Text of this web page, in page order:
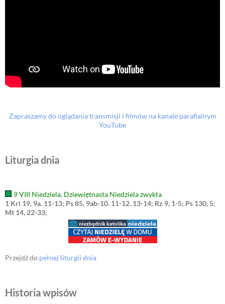
Zapraszamy do oglądania transmisji i filmów na kanale parafialnym
YouTube
Liturgia dnia
9 VIII Niedziela. Dziewiętnasta Niedziela zwykła
1 Krl 19, 9a. 11-13; Ps 85, 9ab-10. 11-12. 13-14; Rz 9, 1-5; Ps 130, 5;
Mt 14, 22-33;
Przejdź do pełnej liturgii dnia
Historia wpisów